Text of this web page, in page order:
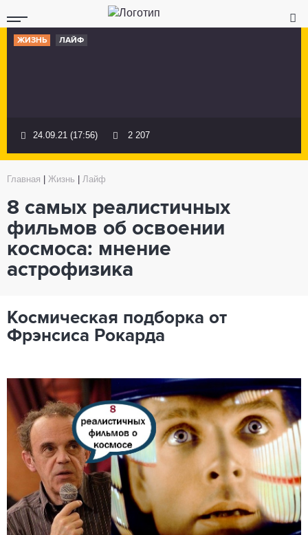
ЖИЗНЬ ЛАЙФ
24.09.21 (17:56) 2 207
Главная Жизнь Лайф
8 самых реалистичных
фильмов об освоении
космоса: мнение
астрофизика
Космическая подборка от
Фрэнсиса Рокарда